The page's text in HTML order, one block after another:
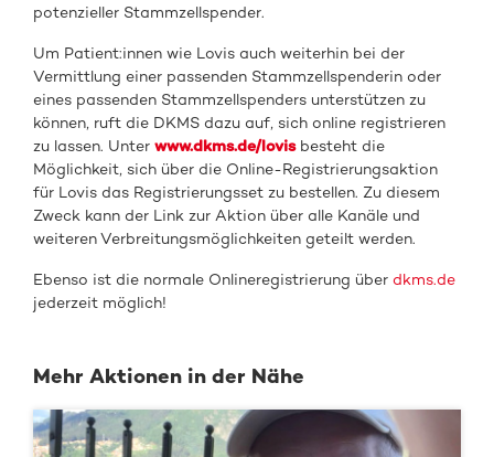
potenzieller Stammzellspender.
Um Patient:innen wie Lovis auch weiterhin bei der
Vermittlung einer passenden Stammzellspenderin oder
eines passenden Stammzellspenders unterstützen zu
können, ruft die DKMS dazu auf, sich online registrieren
zu lassen. Unterwww.dkms.de/lovisbesteht die
Möglichkeit, sich über die Online-Registrierungsaktion
für Lovis das Registrierungsset zu bestellen. Zu diesem
Zweck kann der Link zur Aktion über alle Kanäle und
weiteren Verbreitungsmöglichkeiten geteilt werden.
Ebenso ist die normale Onlineregistrierung überdkms.de
jederzeit möglich!
Mehr Aktionen in der Nähe